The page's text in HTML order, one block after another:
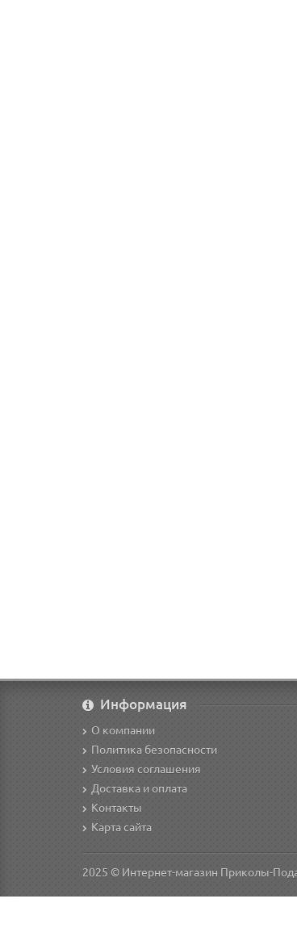
Информация
О компании
Политика безопасности
Условия соглашения
Доставка и оплата
Контакты
Карта сайта
2025 © Интернет-магазин Приколы-